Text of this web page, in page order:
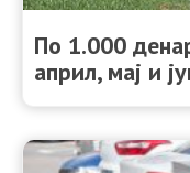
По 1.000
април, мај и